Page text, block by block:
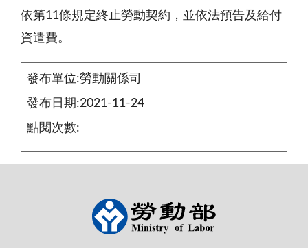
依第11條規定終止勞動契約，並依法預告及給付
資遣費。
發布單位:勞動關係司
發布日期:2021-11-24
點閱次數: